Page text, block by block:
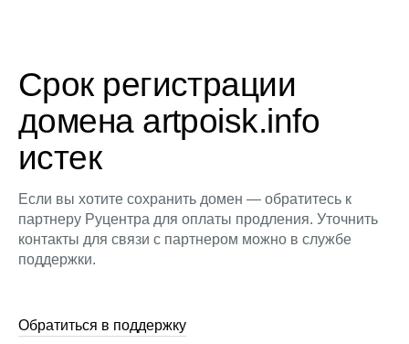
Срок регистрации
домена artpoisk.info
истек
Если вы хотите сохранить домен — обратитесь к
партнеру Руцентра для оплаты продления. Уточнить
контакты для связи с партнером можно в службе
поддержки.
Обратиться в поддержку